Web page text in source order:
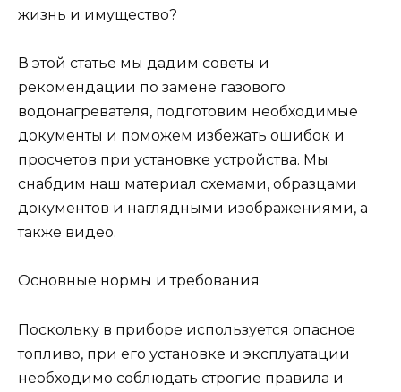
жизнь и имущество?
В этой статье мы дадим советы и
рекомендации по замене газового
водонагревателя, подготовим необходимые
документы и поможем избежать ошибок и
просчетов при установке устройства. Мы
снабдим наш материал схемами, образцами
документов и наглядными изображениями, а
также видео.
Основные нормы и требования
Поскольку в приборе используется опасное
топливо, при его установке и эксплуатации
необходимо соблюдать строгие правила и